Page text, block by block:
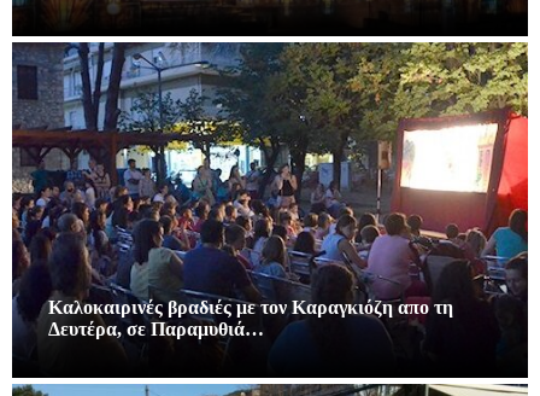
Καλοκαιρινές βραδιές με τον Καραγκιόζη απο τη
Δευτέρα, σε Παραμυθιά…